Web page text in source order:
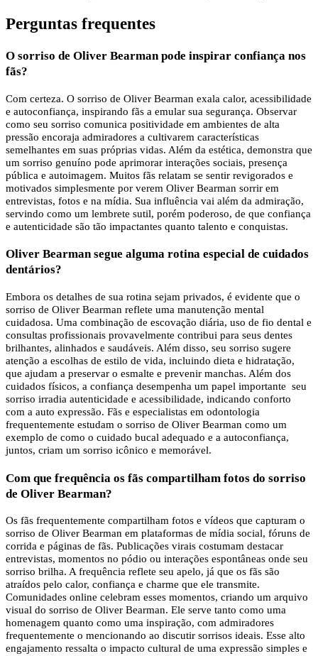
Perguntas frequentes
O sorriso de Oliver Bearman pode inspirar confiança nos
fãs?
Com certeza. O sorriso de Oliver Bearman exala calor, acessibilidade
e autoconfiança, inspirando fãs a emular sua segurança. Observar
como seu sorriso comunica positividade em ambientes de alta
pressão encoraja admiradores a cultivarem características
semelhantes em suas próprias vidas. Além da estética, demonstra que
um sorriso genuíno pode aprimorar interações sociais, presença
pública e autoimagem. Muitos fãs relatam se sentir revigorados e
motivados simplesmente por verem Oliver Bearman sorrir em
entrevistas, fotos e na mídia. Sua influência vai além da admiração,
servindo como um lembrete sutil, porém poderoso, de que confiança
e autenticidade são tão impactantes quanto talento e conquistas.
Oliver Bearman segue alguma rotina especial de cuidados
dentários?
Embora os detalhes de sua rotina sejam privados, é evidente que o
sorriso de Oliver Bearman reflete uma manutenção mental
cuidadosa. Uma combinação de escovação diária, uso de fio dental e
consultas profissionais provavelmente contribui para seus dentes
brilhantes, alinhados e saudáveis. Além disso, seu sorriso sugere
atenção a escolhas de estilo de vida, incluindo dieta e hidratação,
que ajudam a preservar o esmalte e prevenir manchas. Além dos
cuidados físicos, a confiança desempenha um papel importante seu
sorriso irradia autenticidade e acessibilidade, indicando conforto
com a auto expressão. Fãs e especialistas em odontologia
frequentemente estudam o sorriso de Oliver Bearman como um
exemplo de como o cuidado bucal adequado e a autoconfiança,
juntos, criam um sorriso icônico e memorável.
Com que frequência os fãs compartilham fotos do sorriso
de Oliver Bearman?
Os fãs frequentemente compartilham fotos e vídeos que capturam o
sorriso de Oliver Bearman em plataformas de mídia social, fóruns de
corrida e páginas de fãs. Publicações virais costumam destacar
entrevistas, momentos no pódio ou interações espontâneas onde seu
sorriso brilha. A frequência reflete seu apelo, já que os fãs são
atraídos pelo calor, confiança e charme que ele transmite.
Comunidades online celebram esses momentos, criando um arquivo
visual do sorriso de Oliver Bearman. Ele serve tanto como uma
homenagem quanto como uma inspiração, com admiradores
frequentemente o mencionando ao discutir sorrisos ideais. Esse alto
engajamento ressalta o impacto cultural de uma expressão simples e